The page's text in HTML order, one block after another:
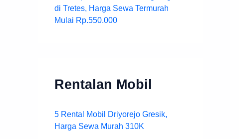
di Tretes, Harga Sewa Termurah
Mulai Rp.550.000
Rentalan Mobil
5 Rental Mobil Driyorejo Gresik,
Harga Sewa Murah 310K